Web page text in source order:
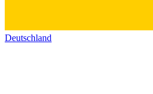
Deutschland